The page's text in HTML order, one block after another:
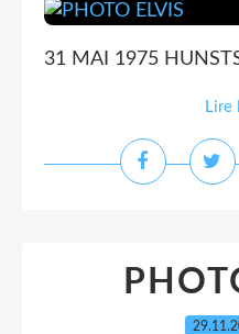
31 MAI 1975
Lire